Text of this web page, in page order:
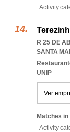
Activity
R 25 DE
SANTA
UNIP
Ver
Matches
Activity